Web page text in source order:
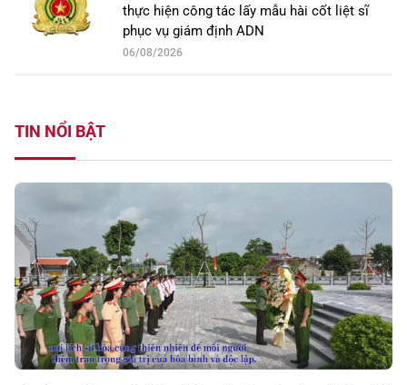
thực hiện công tác lấy mẫu hài cốt liệt sĩ
phục vụ giám định ADN
06/08/2026
TIN NỔI BẬT